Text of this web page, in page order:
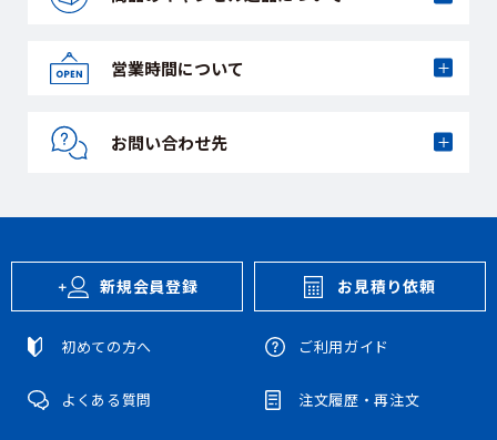
営業時間について
お問い合わせ先
新規会員登録 お見積り依頼
初めての方へ ご利用ガイド
よくある質問 注文履歴・再注文